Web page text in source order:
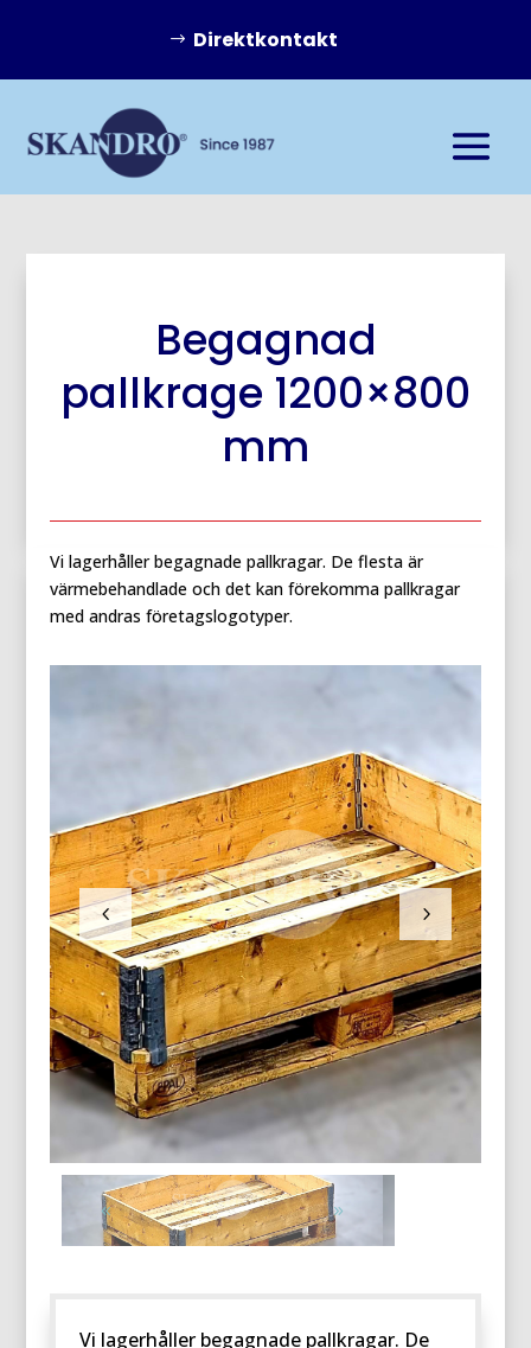
Direktkontakt
Begagnad
pallkrage 1200×800
mm
Vi lagerhåller begagnade pallkragar. De flesta är
värmebehandlade och det kan förekomma pallkragar
med andras företagslogotyper.
Vi lagerhåller begagnade pallkragar. De